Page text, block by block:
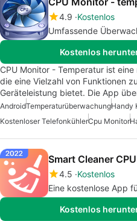
4.9 Kostenlos
Umfassende
Kostenlos
CPU Monitor - Temperatur ist
die eine Vielzahl von Funktionen
Geräteleistung bietet. Die App
AndroidTemperaturüberwachungHandy
Kostenloser TelefonkühlerCpu Monitor
Smart Cleaner
4.5 Kostenlos
Eine kostenlose App
Kostenlos